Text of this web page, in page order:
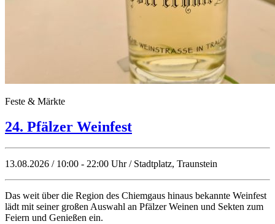
Feste & Märkte
24. Pfälzer Weinfest
13.08.2026 / 10:00 - 22:00 Uhr / Stadtplatz, Traunstein
Das weit über die Region des Chiemgaus hinaus bekannte Weinfest
lädt mit seiner großen Auswahl an Pfälzer Weinen und Sekten zum
Feiern und Genießen ein.